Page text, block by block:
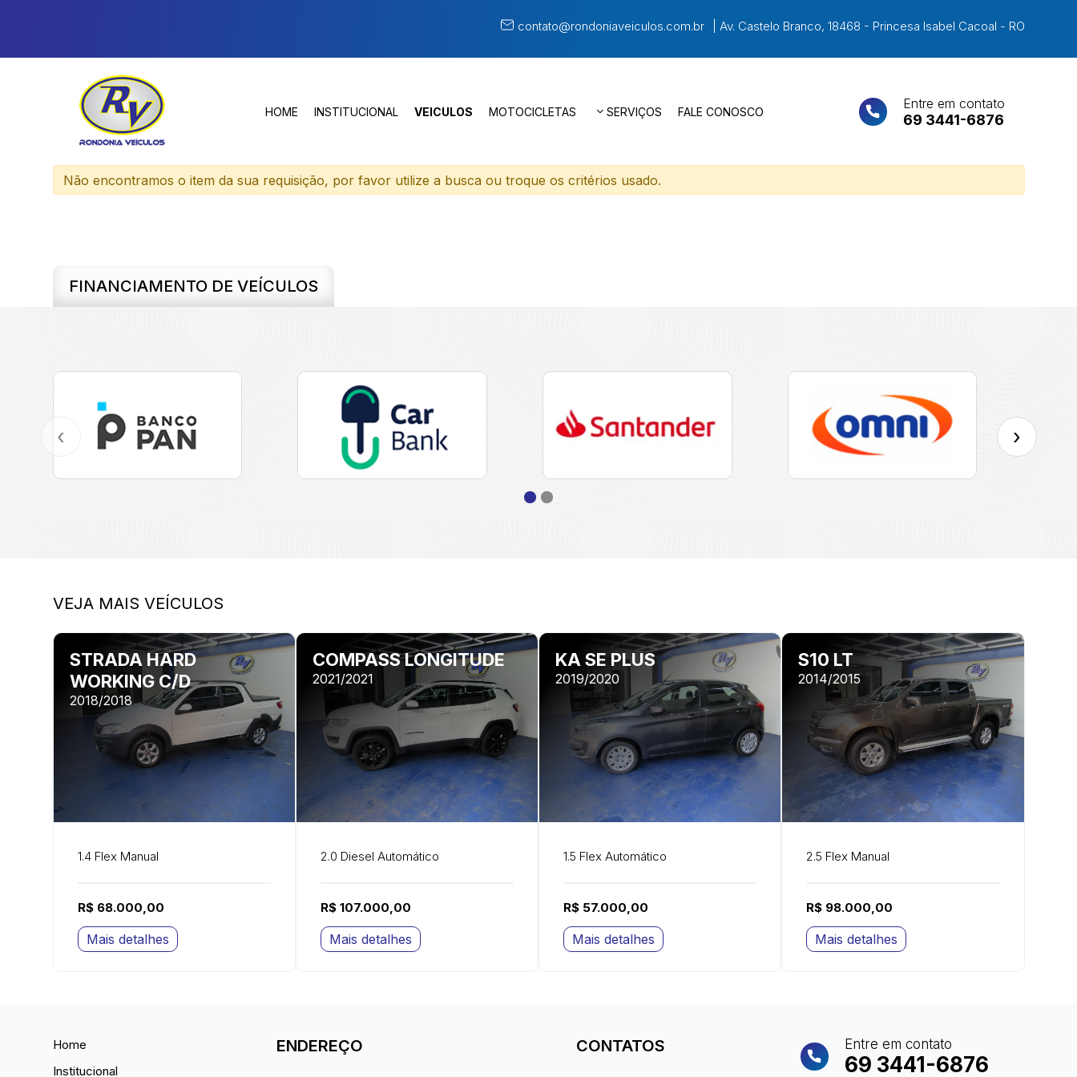
contato@rondoniaveiculos.com.br Av. Castelo Branco, 18468 - Princesa Isabel Cacoal - RO
HOME INSTITUCIONAL VEICULOS MOTOCICLETAS SERVIÇOS FALE CONOSCO
Entre em contato
69 3441-6876
Não encontramos o item da sua requisição, por favor utilize a busca ou troque os critérios usado.
FINANCIAMENTO DE VEÍCULOS
‹ ›
VEJA MAIS VEÍCULOS
STRADA HARD
WORKING C/D
2018/2018
1.4 Flex Manual
R$ 68.000,00
Mais detalhes
COMPASS LONGITUDE
2021/2021
2.0 Diesel Automático
R$ 107.000,00
Mais detalhes
KA SE PLUS
2019/2020
1.5 Flex Automático
R$ 57.000,00
Mais detalhes
S10 LT
2014/2015
2.5 Flex Manual
R$ 98.000,00
Mais detalhes
Home
Institucional
ENDEREÇO CONTATOS Entre em contato
69 3441-6876